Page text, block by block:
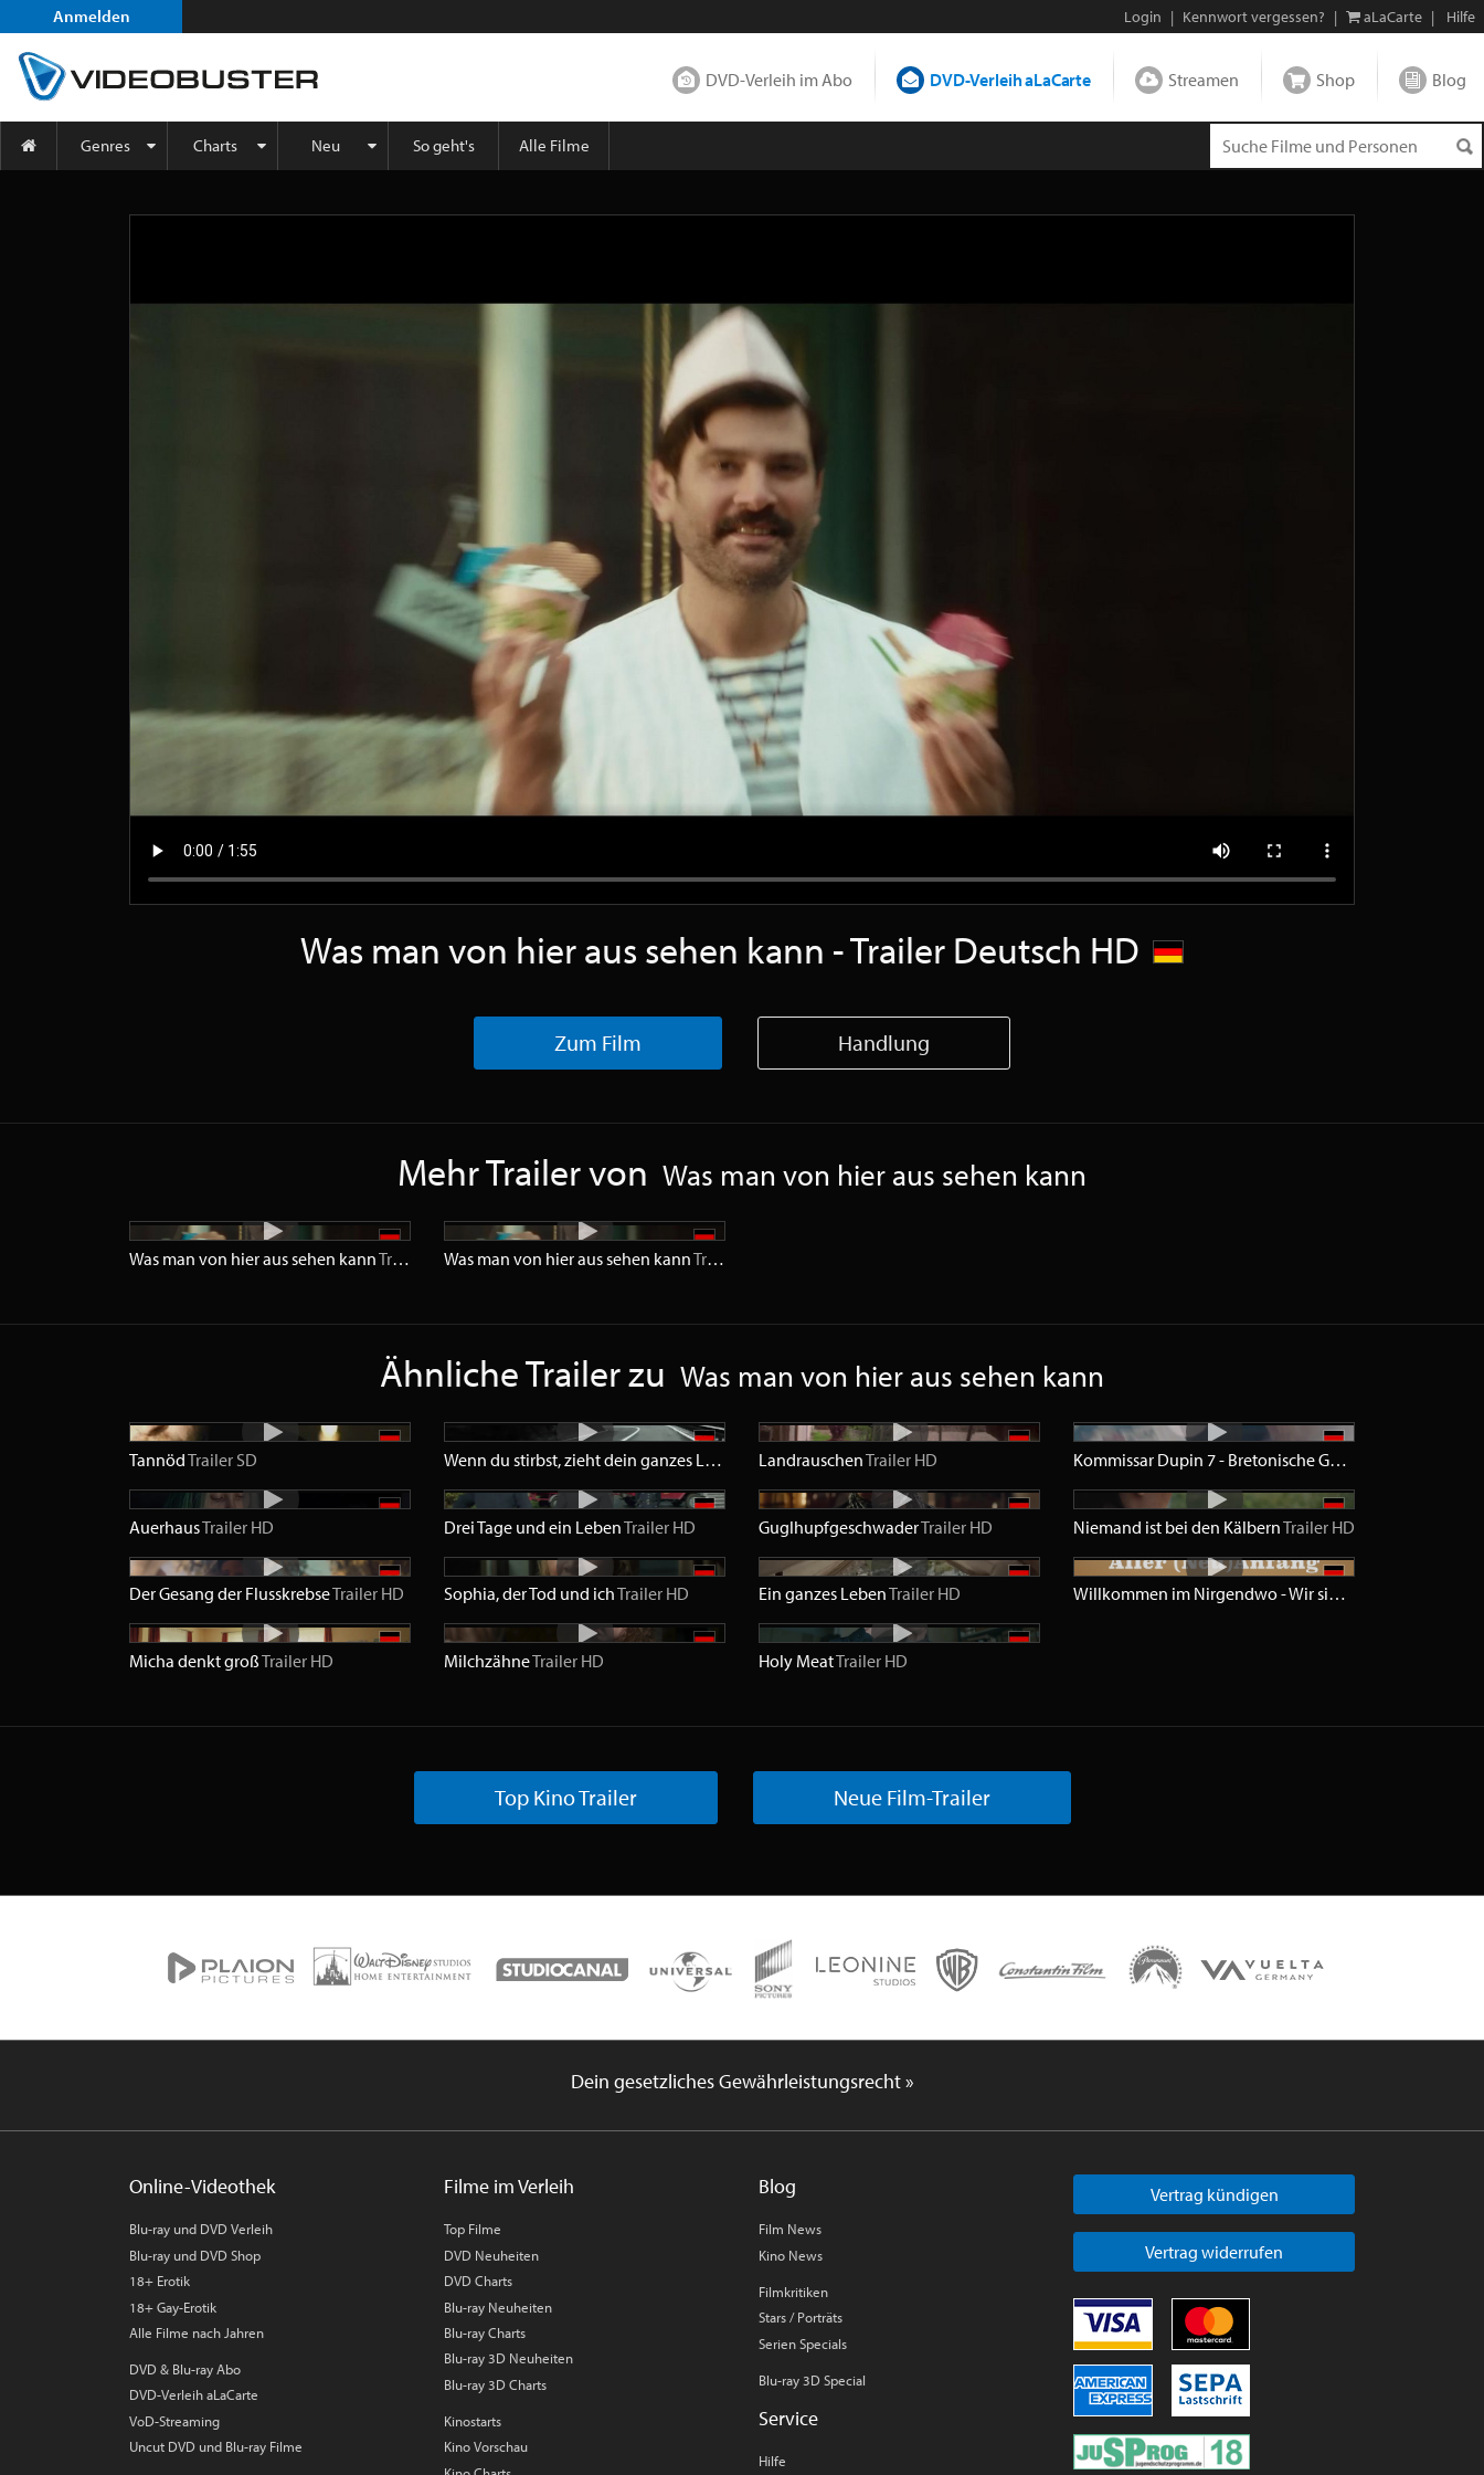
Anmelden Login | Kennwort vergessen? | aLaCarte | Hilfe
DVD-Verleih im Abo DVD-Verleih aLaCarte Streamen Shop Blog
Genres Charts Neu So geht's Alle Filme
Was man von hier aus sehen kann - Trailer Deutsch HD
Zum Film Handlung
Mehr Trailer von Was man von hier aus sehen kann
Was man von hier aus sehen kannTrailer HDWas man von hier aus sehen kannTrailer
Ähnliche Trailer zu Was man von hier aus sehen kann
TannödTrailer SD Wenn du stirbst, zieht dein ganzes Leben an dir vorbei, sagen sie Trailer
LandrauschenTrailer HD Kommissar Dupin 7 - Bretonische Geheimnisse
AuerhausTrailer HD Drei Tage und ein LebenTrailer HD GuglhupfgeschwaderTrailer HD Niemand ist bei den KälbernTrailer HD
Der Gesang der FlusskrebseTrailer HD Sophia, der Tod und ichTrailer HD Ein ganzes LebenTrailer HD Willkommen im Nirgendwo - Wir sind die Neuen
Micha denkt großTrailer HD MilchzähneTrailer HD Holy MeatTrailer HD
Top Kino Trailer Neue Film-Trailer
Dein gesetzliches Gewährleistungsrecht »
Online-Videothek
Blu-ray und DVD Verleih
Blu-ray und DVD Shop
18+ Erotik
18+ Gay-Erotik
Alle Filme nach Jahren
DVD & Blu-ray Abo
DVD-Verleih aLaCarte
VoD-Streaming
Uncut DVD und Blu-ray Filme
Filme im Verleih
Top Filme
DVD Neuheiten
DVD Charts
Blu-ray Neuheiten
Blu-ray Charts
Blu-ray 3D Neuheiten
Blu-ray 3D Charts
Kinostarts
Kino Vorschau
Blog
Film News
Kino News
Filmkritiken
Stars / Porträts
Serien Specials
Blu-ray 3D Special
Service
Hilfe
Vertrag kündigen
Vertrag widerrufen